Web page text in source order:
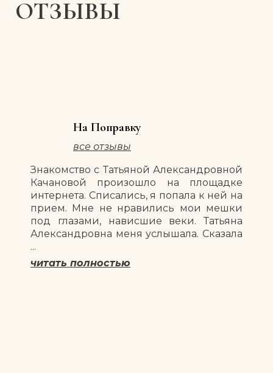
2. При операциях на лице – осмотр
3. При операциях на животе – УЗИ передней
брюшной стенки – 1 месяц
ОТЗЫВЫ
На Поправку
все отзывы
Знакомство с Татьяной Александровной
Качановой произошло на площадке
интернета. Списались, я попала к ней на
прием. Мне не нравились мои мешки
под глазами, нависшие веки. Татьяна
Александровна меня услышала. Сказала
...
читать полностью